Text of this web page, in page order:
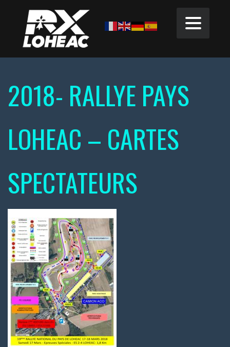
2018- RALLYE PAYS
LOHEAC – CARTES
SPECTATEURS